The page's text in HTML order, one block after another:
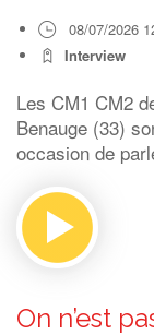
08/07/2026
Interview
Les CM1 CM2
Benauge (33)
occasion de
On n’est